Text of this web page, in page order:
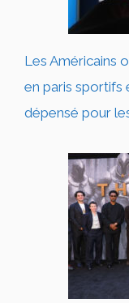
Les Américains
en paris sportifs
dépensé pour